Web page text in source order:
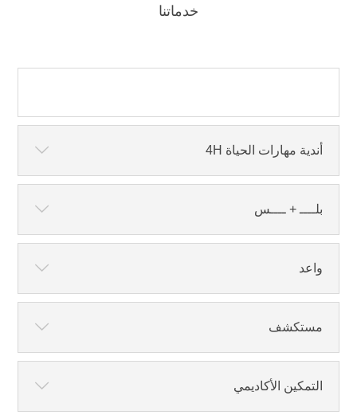
خدماتنا
أندية مهارات الحياة 4H
بلــــ + ــــس
واعد
مستكشف
التمكين الأكاديمي